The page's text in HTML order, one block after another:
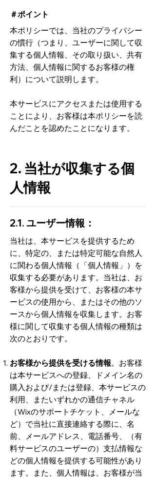
＃ポイント
本ポリシーでは、当社のプライバシー
の慣行（つまり、ユーザーに関して収
集する個人情報、その取り扱い、共有
方法、個人情報に関するお客様の権
利）について説明します。
本サービスにアクセスまたは使用する
ことにより、お客様は本ポリシーを読
んだことを認めたことになります。
2. 当社が収集する個
人情報
2.1. ユーザー情報：
当社は、本サービスを提供するため
に、特定の、または特定可能な自然人
に関わる個人情報（「個人情報」）を
収集する必要があります。当社は、お
客様から提供を受けて、お客様の本サ
ービスの使用から、またはその他のソ
ースから個人情報を収集します。お客
様に関して収集する個人情報の種類は
次のとおりです。
お客様から提供を受ける情報。お客様
は本サービスへの登録、ドメイン名の
購入および/または登録、本サービスの
利用、またいずれかの通信チャネル
（Wixのサポートチケット、メールな
ど）で当社に直接連絡する際に、名
前、メールアドレス、電話番号、（有
料サービスのユーザーの）支払情報な
どの個人情報を提供する可能性があり
ます。また、個人情報は、お客様が当